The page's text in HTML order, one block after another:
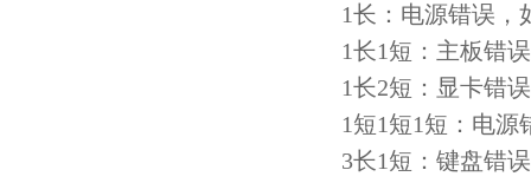
1长：电源错误，
1长1短：主板错误
1长2短：显卡错误
1短1短1短：电源
3长1短：键盘错误